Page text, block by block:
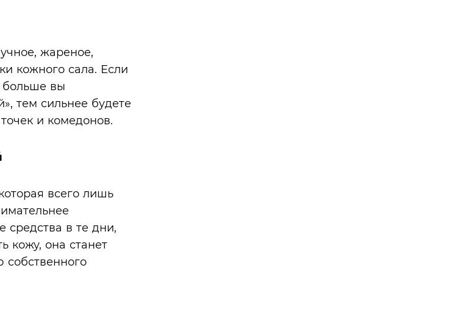
жареное,
кожного сала. Если
больше вы
тем сильнее будете
и комедонов.
всего лишь
средства в те дни,
кожу, она станет
собственного